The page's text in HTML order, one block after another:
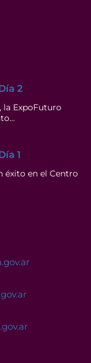
2
la ExpoFuturo
1
éxito en el Centro